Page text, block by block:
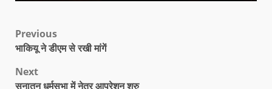
Previous
भाकियू ने डीएम से रखी मांगें
Next
सनातन धर्मसभा में नेत्र आपरेशन शुरु